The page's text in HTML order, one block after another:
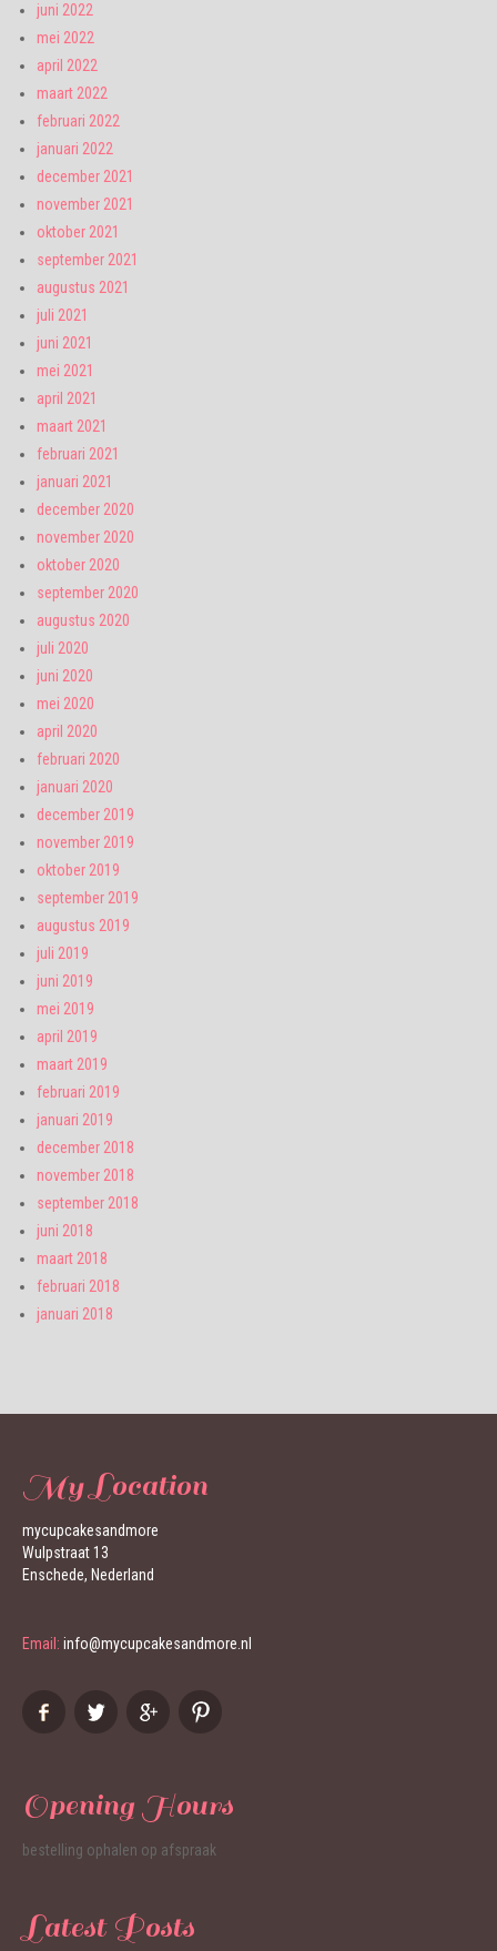
juni 2022
mei 2022
april 2022
maart 2022
februari 2022
januari 2022
december 2021
november 2021
oktober 2021
september 2021
augustus 2021
juli 2021
juni 2021
mei 2021
april 2021
maart 2021
februari 2021
januari 2021
december 2020
november 2020
oktober 2020
september 2020
augustus 2020
juli 2020
juni 2020
mei 2020
april 2020
februari 2020
januari 2020
december 2019
november 2019
oktober 2019
september 2019
augustus 2019
juli 2019
juni 2019
mei 2019
april 2019
maart 2019
februari 2019
januari 2019
december 2018
november 2018
september 2018
juni 2018
maart 2018
februari 2018
januari 2018
My Location
mycupcakesandmore
Wulpstraat 13
Enschede, Nederland
Email: info@mycupcakesandmore.nl
Opening Hours
bestelling ophalen op afspraak
Latest Posts